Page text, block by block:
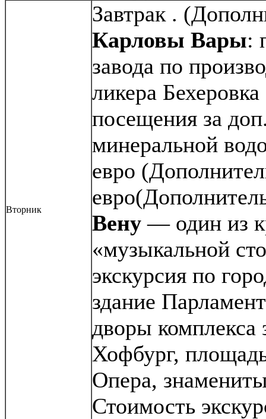
Вторник
Завтрак .
Карловы Вары:
завода по
ликера
посещения за
минеральной
евро
Вену — один из
«музыкальной
экскурсия по
здание
дворы комплекса
Хофбург,
Опера,
Стоимость